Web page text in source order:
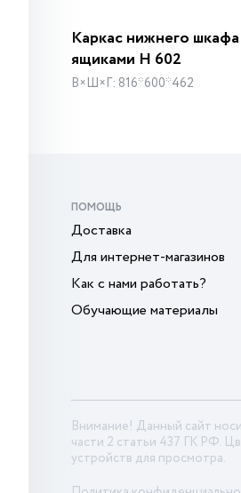
Каркас нижнего
ящиками Н 602
В×Ш×Г: 816*600*462
ПОМОЩЬ
Доставка
Для интернет-магазинов
Как с нами работать?
Обучающие материалы
Внимание! Данный сайт
части 2 статьи 437 ГК РФ.
устройств для просмотра.